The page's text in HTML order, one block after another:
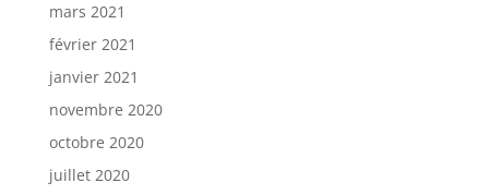
mars 2021
février 2021
janvier 2021
novembre 2020
octobre 2020
juillet 2020